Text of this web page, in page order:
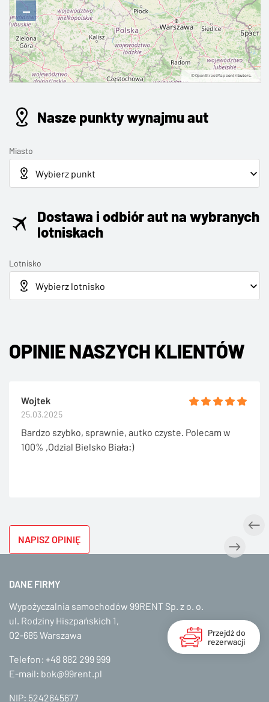
−
©OpenStreetMapcontributors.
Nasze punkty wynajmu aut
Miasto
Dostawa i odbiór aut na wybranych
lotniskach
Lotnisko
NAPISZ OPINIĘ
OPINIE NASZYCH KLIENTÓW
Wojtek
25.03.2025
Bardzo szybko, sprawnie, autko czyste. Polecam w
100% ,Odzial Bielsko Biała:)
DANE FIRMY
Wypożyczalnia samochodów 99RENT Sp. z o. o.
ul. Rodziny Hiszpańskich 1,
02-685 Warszawa
Telefon: +48 882 299 999
E-mail: bok@99rent.pl
NIP: 5242645677
Przejdź do
rezerwacji